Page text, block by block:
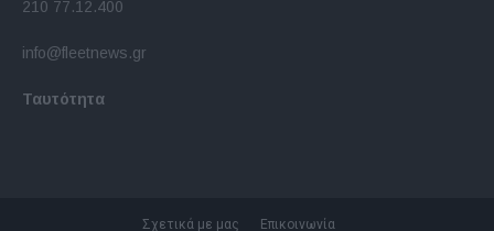
210 77.12.400
info@fleetnews.gr
Ταυτότητα
Σχετικά με μας Επικοινωνία